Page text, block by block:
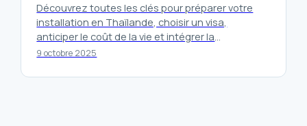
9 octobre 2025
Découvrez toutes les clés pour préparer votre
installation en Thaïlande, choisir un visa,
anticiper le coût de la vie et intégrer la
communauté francophone facilement.